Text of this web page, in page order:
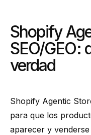
Shopify
SEO/GEO:
verdad
Shopify Agentic
para que los
aparecer y